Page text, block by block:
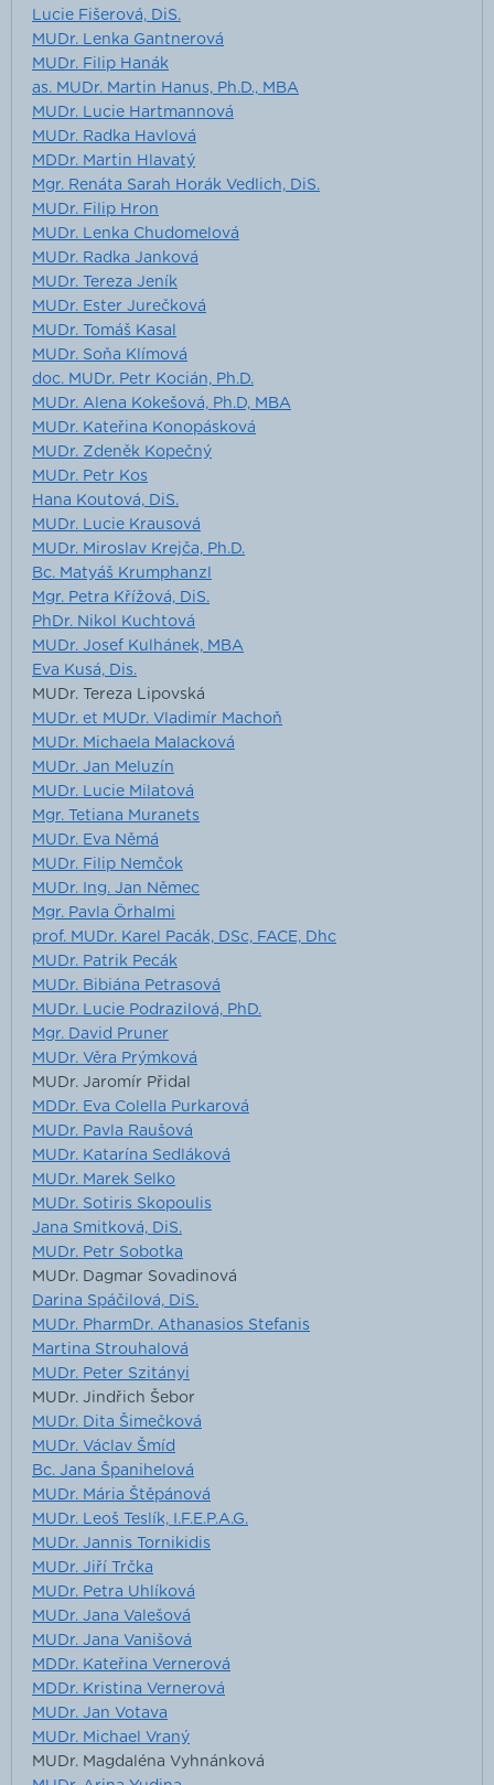
Lucie Fišerová, DiS.
MUDr. Lenka Gantnerová
MUDr. Filip Hanák
as. MUDr. Martin Hanus, Ph.D., MBA
MUDr. Lucie Hartmannová
MUDr. Radka Havlová
MDDr. Martin Hlavatý
Mgr. Renáta Sarah Horák Vedlich, DiS.
MUDr. Filip Hron
MUDr. Lenka Chudomelová
MUDr. Radka Janková
MUDr. Tereza Jeník
MUDr. Ester Jurečková
MUDr. Tomáš Kasal
MUDr. Soňa Klímová
doc. MUDr. Petr Kocián, Ph.D.
MUDr. Alena Kokešová, Ph.D, MBA
MUDr. Kateřina Konopásková
MUDr. Zdeněk Kopečný
MUDr. Petr Kos
Hana Koutová, DiS.
MUDr. Lucie Krausová
MUDr. Miroslav Krejča, Ph.D.
Bc. Matyáš Krumphanzl
Mgr. Petra Křížová, DiS.
PhDr. Nikol Kuchtová
MUDr. Josef Kulhánek, MBA
Eva Kusá, Dis.
MUDr. Tereza Lipovská
MUDr. et MUDr. Vladimír Machoň
MUDr. Michaela Malacková
MUDr. Jan Meluzín
MUDr. Lucie Milatová
Mgr. Tetiana Muranets
MUDr. Eva Němá
MUDr. Filip Nemčok
MUDr. Ing. Jan Němec
Mgr. Pavla Örhalmi
prof. MUDr. Karel Pacák, DSc, FACE, Dhc
MUDr. Patrik Pecák
MUDr. Bibiána Petrasová
MUDr. Lucie Podrazilová, PhD.
Mgr. David Pruner
MUDr. Věra Prýmková
MUDr. Jaromír Přidal
MDDr. Eva Colella Purkarová
MUDr. Pavla Raušová
MUDr. Katarína Sedláková
MUDr. Marek Selko
MUDr. Sotiris Skopoulis
Jana Smitková, DiS.
MUDr. Petr Sobotka
MUDr. Dagmar Sovadinová
Darina Spáčilová, DiS.
MUDr. PharmDr. Athanasios Stefanis
Martina Strouhalová
MUDr. Peter Szitányi
MUDr. Jindřich Šebor
MUDr. Dita Šimečková
MUDr. Václav Šmíd
Bc. Jana Španihelová
MUDr. Mária Štěpánová
MUDr. Leoš Teslík, I.F.E.P.A.G.
MUDr. Jannis Tornikidis
MUDr. Jiří Trčka
MUDr. Petra Uhlíková
MUDr. Jana Valešová
MUDr. Jana Vanišová
MDDr. Kateřina Vernerová
MDDr. Kristina Vernerová
MUDr. Jan Votava
MUDr. Michael Vraný
MUDr. Magdaléna Vyhnánková